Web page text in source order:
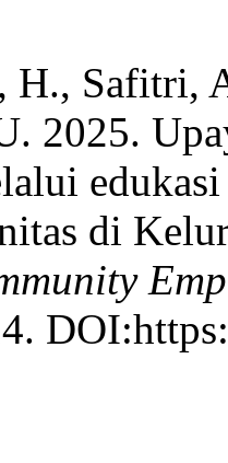
H., Safitri,
2025.
di